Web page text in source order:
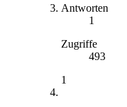
Antworten
1
Zugriffe
493
1